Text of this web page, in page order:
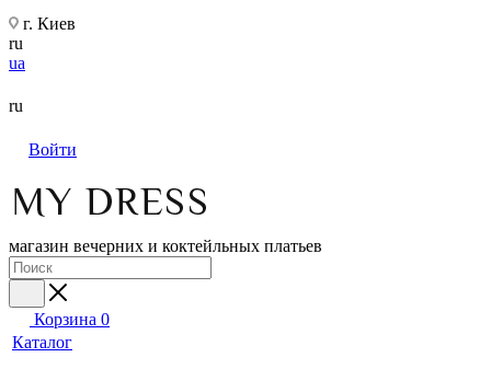
г. Киев
ru
ua
ru
Войти
магазин вечерних и коктейльных платьев
Корзина 0
Каталог